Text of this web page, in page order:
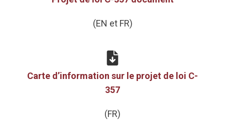
(EN et FR)
Carte d’information sur le projet de loi C-
357
(FR)